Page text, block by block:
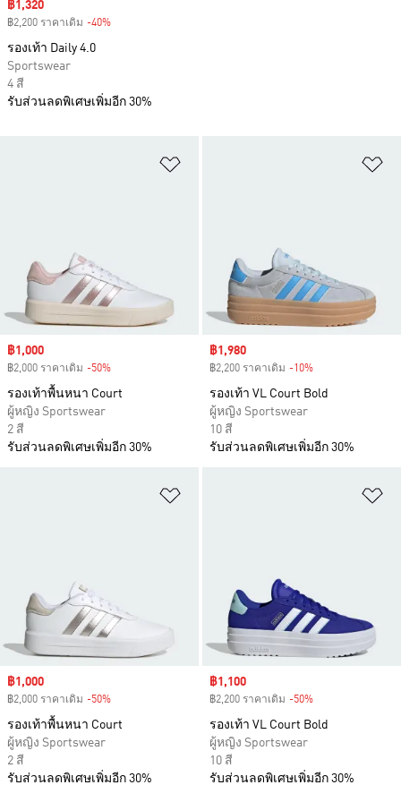
Sale price
฿1,000
฿2,000 ราคาเดิม -50%
รองเท้าพื้นหนา Court
ผู้หญิง Sportswear
2 สี
รับส่วนลดพิเศษเพิ่มอีก 30%
Sale price
฿1,980
฿2,200 ราคาเดิม -10%
รองเท้า VL Court Bold
ผู้หญิง Sportswear
10 สี
รับส่วนลดพิเศษเพิ่มอีก 30%
Sale price
฿1,000
฿2,000 ราคาเดิม -50%
รองเท้าพื้นหนา Court
ผู้หญิง Sportswear
2 สี
รับส่วนลดพิเศษเพิ่มอีก 30%
Sale price
฿1,100
฿2,200 ราคาเดิม -50%
รองเท้า VL Court Bold
ผู้หญิง Sportswear
10 สี
รับส่วนลดพิเศษเพิ่มอีก 30%
Sale price
฿1,320
฿2,200 ราคาเดิม -40%
รองเท้า Daily 4.0
Sportswear
4 สี
รับส่วนลดพิเศษเพิ่มอีก 30%